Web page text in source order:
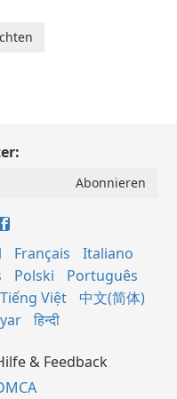
Français
Italiano
Polski
Português
Tiếng Việt
中文(简体)
हिन्दी
& Feedback